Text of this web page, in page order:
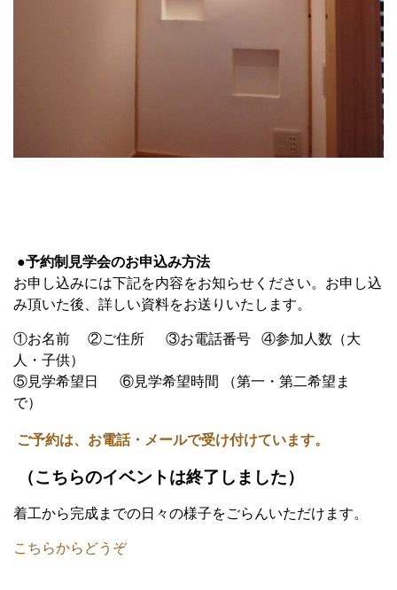
●予約制見学会のお申込み方法
お申し込みには下記を内容をお知らせください。お申し込
み頂いた後、詳しい資料をお送りいたします。
①お名前 ②ご住所 ③お電話番号 ④参加人数（大
人・子供）
⑤見学希望日 ⑥見学希望時間 （第一・第二希望ま
で）
ご予約は、お電話・メールで受け付けています。
（こちらのイベントは終了しました）
着工から完成までの日々の様子をごらんいただけます。
こちらからどうぞ